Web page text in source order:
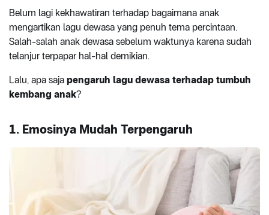
Belum lagi kekhawatiran terhadap bagaimana anak
mengartikan lagu dewasa yang penuh tema percintaan.
Salah-salah anak dewasa sebelum waktunya karena sudah
telanjur terpapar hal-hal demikian.
Lalu, apa saja pengaruh lagu dewasa terhadap tumbuh
kembang anak?
1. Emosinya Mudah Terpengaruh